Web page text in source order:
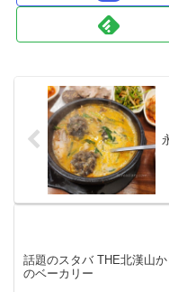
話題のスタバ THE北漢山
のベーカリー